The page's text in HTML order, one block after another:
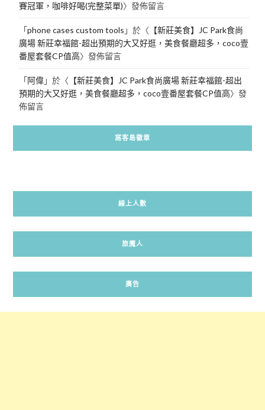
賽冠軍，咖啡好喝(完整菜單)〉發佈留言
「phone cases custom tools 」於〈 【新莊美食】JC Park食尚
廣場 新莊幸福館-超出預期的大又好逛，美食餐廳超多，coco壹
番屋套餐CP值高〉發佈留言
「阿偉」於〈 【新莊美食】JC Park食尚廣場 新莊幸福館-超出
預期的大又好逛，美食餐廳超多，coco壹番屋套餐CP值高〉發
佈留言
窩客島徽章
線上人數
旅魔人
廣告